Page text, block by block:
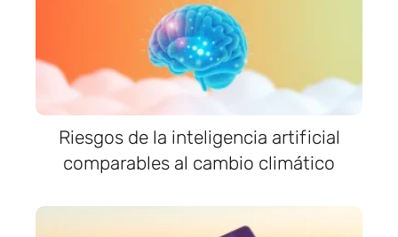
Riesgos de la inteligencia artificial
comparables al cambio climático